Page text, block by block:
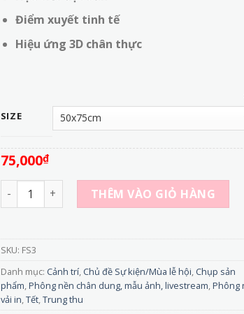
Điểm xuyết tinh tế
Hiệu ứng 3D chân thực
SIZE
75,000₫
FS3 - Phông Nền Vải In 3D – Mẫu Trăng Rằm
THÊM VÀO GIỎ HÀNG
SKU: FS3
Danh mục: Cảnh trí, Chủ đề Sự kiện/Mùa lễ hội, Chụp sản
phẩm,Phông nền chân dung, mẫu ảnh, livestream,Phông
vải in,Tết,Trung thu